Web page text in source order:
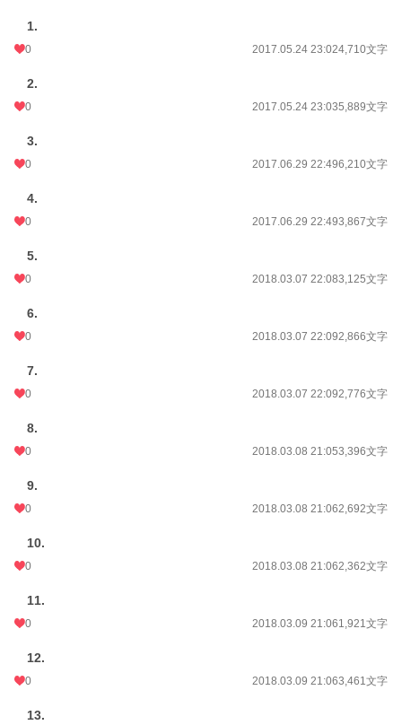
1.
0 2017.05.24 23:024,710文字
2.
0 2017.05.24 23:035,889文字
3.
0 2017.06.29 22:496,210文字
4.
0 2017.06.29 22:493,867文字
5.
0 2018.03.07 22:083,125文字
6.
0 2018.03.07 22:092,866文字
7.
0 2018.03.07 22:092,776文字
8.
0 2018.03.08 21:053,396文字
9.
0 2018.03.08 21:062,692文字
10.
0 2018.03.08 21:062,362文字
11.
0 2018.03.09 21:061,921文字
12.
0 2018.03.09 21:063,461文字
13.